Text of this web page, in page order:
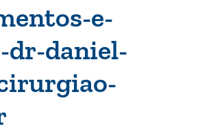
e-
dr-daniel-